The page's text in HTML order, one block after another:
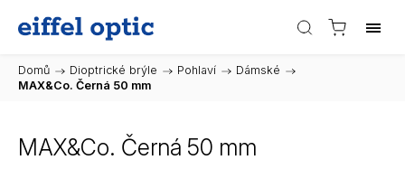
Domů / Dioptrické brýle / Pohlaví / Dámské /
MAX&Co. Černá 50 mm
MAX&Co. Černá 50 mm